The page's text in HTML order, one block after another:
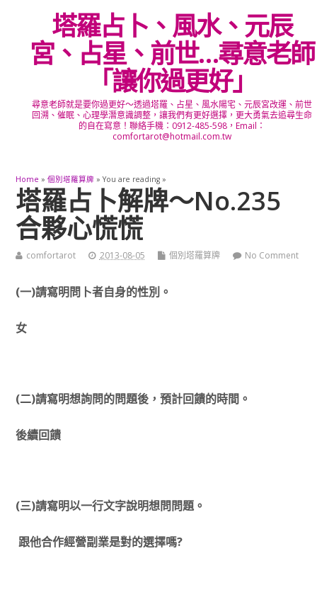
塔羅占卜、風水、元辰
宮、占星、前世…尋意老師
「讓你過更好」
尋意老師就是要你過更好～透過塔羅、占星、風水陽宅、元辰宮改運、前世
回溯、催眠、心理學潛意識調整，讓我們有更好選擇，更大勇氣去追尋生命
的自在寫意！聯絡手機：0912-485-598，Email：
comfortarot@hotmail.com.tw
Home » 個別塔羅算牌 » You are reading »
塔羅占卜解牌～No.235
合夥心慌慌
comfortarot 2013-08-05 個別塔羅算牌 No Comment
(一)請寫明問卜者自身的性別。
女
(二)請寫明想詢問的問題後，預計回饋的時間。
後續回饋
(三)請寫明以一行文字說明想問問題。
跟他合作經營副業是對的選擇嗎?